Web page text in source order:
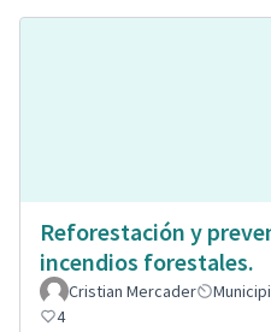
Reforestación y
incendios forestales.
Cristian Mercader Municipi
4